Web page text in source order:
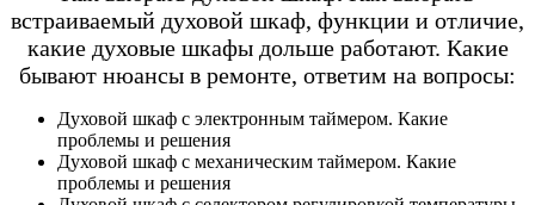
встраиваемый духовой шкаф, функции и отличие,
какие духовые шкафы дольше работают. Какие
бывают нюансы в ремонте, ответим на вопросы:
Духовой шкаф с электронным таймером. Какие
проблемы и решения
Духовой шкаф с механическим таймером. Какие
проблемы и решения